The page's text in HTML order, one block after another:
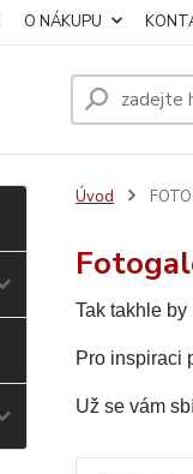
O NÁKUPU
Úvod
Tak takhle
Pro inspiraci
Už se vám